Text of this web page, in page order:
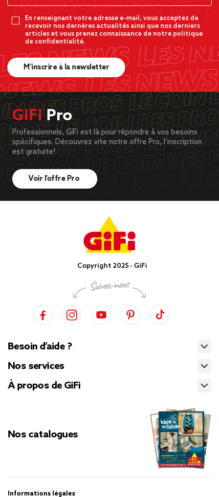
En renseignant votre adresse e-mail, vous acceptez de
recevoir nos dernères actualités ainsi que nos derniers
articles et vous prenez connaissance de notre politique
de confidentialité.
M’inscrire à la newsletter
GiFiPro
Professionnels, GiFi est là pour répondre à vos besoins
spécifiques. Découvrez vite notre offre Pro, l’inscription
est gratuite!
Voir l’offre Pro
Copyright 2025 - GiFi
Besoin d’aide ?
Nos services
À propos de GiFi
Nos catalogues
Informations légales